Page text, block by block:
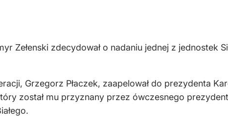
Zełenski zdecydował o nadaniu jednej z jednostek
Grzegorz Płaczek, zaapelował do prezydenta
został mu przyznany przez ówczesnego